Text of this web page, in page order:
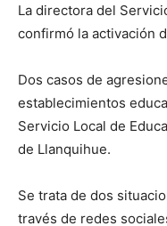
La directora del
confirmó la activación
Dos casos de
establecimientos
Servicio Local de
de Llanquihue.
Se trata de dos
través de redes